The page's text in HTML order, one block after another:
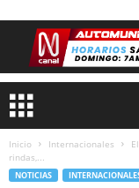
Inicio Internacionales
rindas,...
NOTICIAS